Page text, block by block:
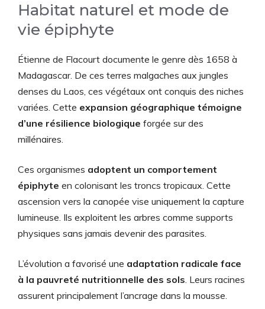
Habitat naturel et mode de
vie épiphyte
Étienne de Flacourt documente le genre dès 1658 à
Madagascar. De ces terres malgaches aux jungles
denses du Laos, ces végétaux ont conquis des niches
variées. Cette expansion géographique témoigne
d’une résilience biologique forgée sur des
millénaires.
Ces organismes adoptent un comportement
épiphyte en colonisant les troncs tropicaux. Cette
ascension vers la canopée vise uniquement la capture
lumineuse. Ils exploitent les arbres comme supports
physiques sans jamais devenir des parasites.
L’évolution a favorisé une adaptation radicale face
à la pauvreté nutritionnelle des sols. Leurs racines
assurent principalement l’ancrage dans la mousse.